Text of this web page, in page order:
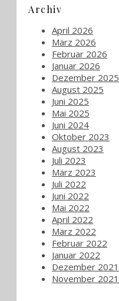
Archiv
April 2026
März 2026
Februar 2026
Januar 2026
Dezember 2025
August 2025
Juni 2025
Mai 2025
Juni 2024
Oktober 2023
August 2023
Juli 2023
März 2023
Juli 2022
Juni 2022
Mai 2022
April 2022
März 2022
Februar 2022
Januar 2022
Dezember 2021
November 2021